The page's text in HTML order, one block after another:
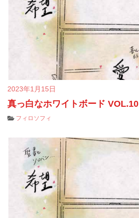
2023年1月15日
真っ白なホワイトボード VOL.10
フィロソフィ